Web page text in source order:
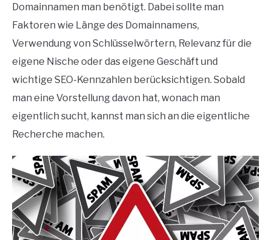
Domainnamen man benötigt. Dabei sollte man
Faktoren wie Länge des Domainnamens,
Verwendung von Schlüsselwörtern, Relevanz für die
eigene Nische oder das eigene Geschäft und
wichtige SEO-Kennzahlen berücksichtigen. Sobald
man eine Vorstellung davon hat, wonach man
eigentlich sucht, kannst man sich an die eigentliche
Recherche machen.